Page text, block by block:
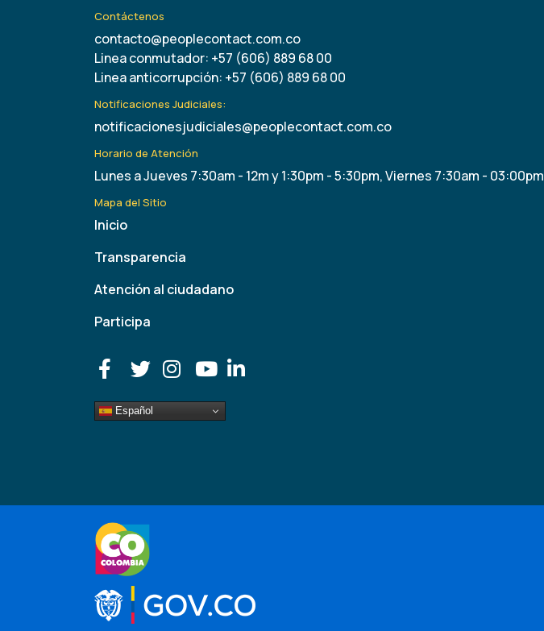
Contáctenos
contacto@peoplecontact.com.co
Linea conmutador: +57 (606) 889 68 00
Linea anticorrupción: +57 (606) 889 68 00
Notificaciones Judiciales:
notificacionesjudiciales@peoplecontact.com.co
Horario de Atención
Lunes a Jueves 7:30am - 12m y 1:30pm - 5:30pm, Viernes 7:30am - 03:00pm
Mapa del Sitio
Inicio
Transparencia
Atención al ciudadano
Participa
Español